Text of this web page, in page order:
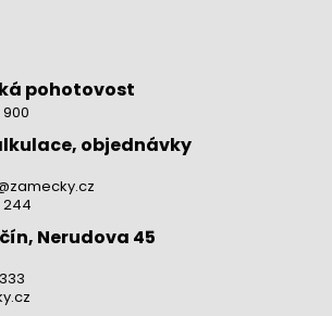
pohotovost
objednávky
244
Nerudova 45